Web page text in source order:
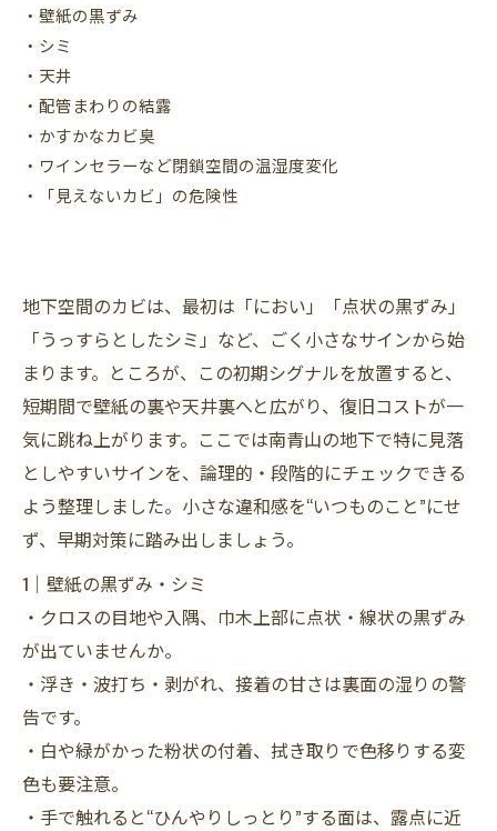
・壁紙の黒ずみ
・シミ
・天井
・配管まわりの結露
・かすかなカビ臭
・ワインセラーなど閉鎖空間の温湿度変化
・「見えないカビ」の危険性
地下空間のカビは、最初は「におい」「点状の黒ずみ」
「うっすらとしたシミ」など、ごく小さなサインから始
まります。ところが、この初期シグナルを放置すると、
短期間で壁紙の裏や天井裏へと広がり、復旧コストが一
気に跳ね上がります。ここでは南青山の地下で特に見落
としやすいサインを、論理的・段階的にチェックできる
よう整理しました。小さな違和感を“いつものこと”にせ
ず、早期対策に踏み出しましょう。
1｜壁紙の黒ずみ・シミ
・クロスの目地や入隅、巾木上部に点状・線状の黒ずみ
が出ていませんか。
・浮き・波打ち・剥がれ、接着の甘さは裏面の湿りの警
告です。
・白や緑がかった粉状の付着、拭き取りで色移りする変
色も要注意。
・手で触れると“ひんやりしっとり”する面は、露点に近